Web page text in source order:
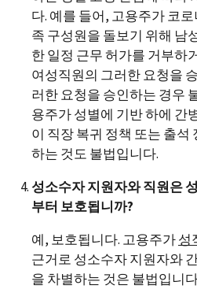
다. 예를 들어, 고용주가 코
족 구성원을 돌보기 위해 남
한 일정 근무 허가를 거부하
여성직원의 그러한 요청을
러한 요청을 승인하는 경우
용주가 성별에 기반 하에 간
이 직장 복귀 정책 또는 출석
하는 것도 불법입니다.
성소수자 지원자와 직원은
부터 보호됩니까?
예, 보호됩니다. 고용주가성
근거로 성소수자 지원자와
을 차별하는 것은 불법입니